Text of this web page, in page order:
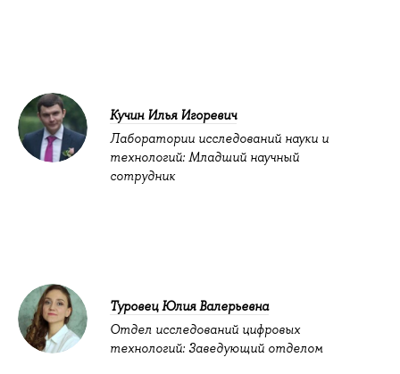
Кучин Илья Игоревич
Лаборатории исследований науки и
технологий: Младший научный
сотрудник
Туровец Юлия Валерьевна
Отдел исследований цифровых
технологий: Заведующий отделом